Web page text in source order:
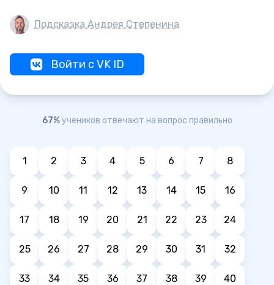
Подсказка Андрея Степенина
Войти с VK ID
67%учеников отвечают на вопрос правильно
1 2 3 4 5 6 7 8
9 10 11 12 13 14 15 16
17 18 19 20 21 22 23 24
25 26 27 28 29 30 31 32
33 34 35 36 37 38 39 40